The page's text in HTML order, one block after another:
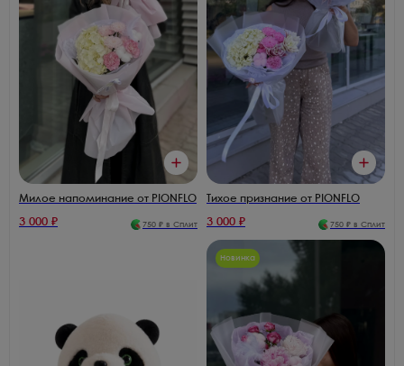
Милое напоминание от PIONFLO
3 000 ₽ 750 ₽ в Сплит
Тихое признание от PIONFLO
3 000 ₽ 750 ₽ в Сплит
Новинка